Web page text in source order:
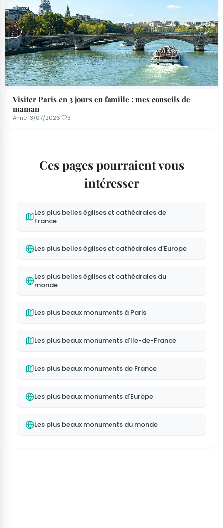
Visiter Paris en 3 jours en famille : mes conseils de
maman
Anne·13/07/2026· 3
Ces pages pourraient vous
intéresser
Les plus belles églises et cathédrales de
France
Les plus belles églises et cathédrales d'Europe
Les plus belles églises et cathédrales du
monde
Les plus beaux monuments à Paris
Les plus beaux monuments d'Ile-de-France
Les plus beaux monuments de France
Les plus beaux monuments d'Europe
Les plus beaux monuments du monde